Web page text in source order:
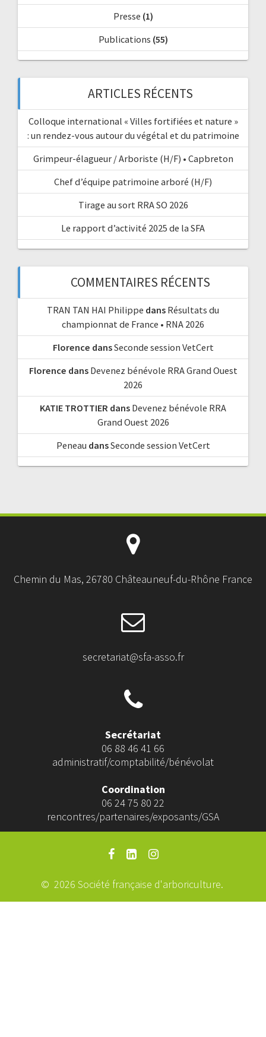
Presse (1)
Publications (55)
ARTICLES RÉCENTS
Colloque international « Villes fortifiées et nature »
: un rendez-vous autour du végétal et du patrimoine
Grimpeur-élagueur / Arboriste (H/F) • Capbreton
Chef d’équipe patrimoine arboré (H/F)
Tirage au sort RRA SO 2026
Le rapport d’activité 2025 de la SFA
COMMENTAIRES RÉCENTS
TRAN TAN HAI Philippe dans Résultats du
championnat de France • RNA 2026
Florence dansSeconde session VetCert
Florence dans Devenez bénévole RRA Grand Ouest
2026
KATIE TROTTIER dans Devenez bénévole RRA
Grand Ouest 2026
Peneau dansSeconde session VetCert
Chemin du Mas, 26780 Châteauneuf-du-Rhône France
secretariat@sfa-asso.fr
Secrétariat
06 88 46 41 66
administratif/comptabilité/bénévolat
Coordination
06 24 75 80 22
rencontres/partenaires/exposants/GSA
© 2026 Société française d'arboriculture.